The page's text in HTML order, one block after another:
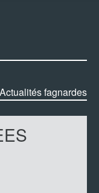
Actualités fagnardes